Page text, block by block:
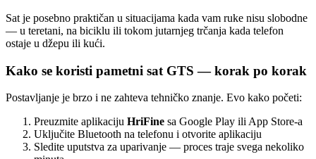
Sat je posebno praktičan u situacijama kada vam ruke nisu slobodne
— u teretani, na biciklu ili tokom jutarnjeg trčanja kada telefon
ostaje u džepu ili kući.
Kako se koristi pametni sat GTS — korak po korak
Postavljanje je brzo i ne zahteva tehničko znanje. Evo kako početi:
Preuzmite aplikaciju HriFine sa Google Play ili App Store-a
Uključite Bluetooth na telefonu i otvorite aplikaciju
Sledite uputstva za uparivanje — proces traje svega nekoliko